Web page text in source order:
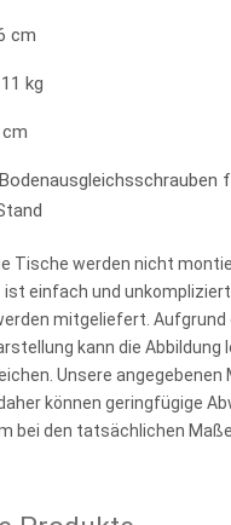
cm
kg
Tische werden nicht
ist einfach und
mitgeliefert. Aufgrund
kann die Abbildung
Unsere angegebenen
können geringfügige
bei den tatsächlichen